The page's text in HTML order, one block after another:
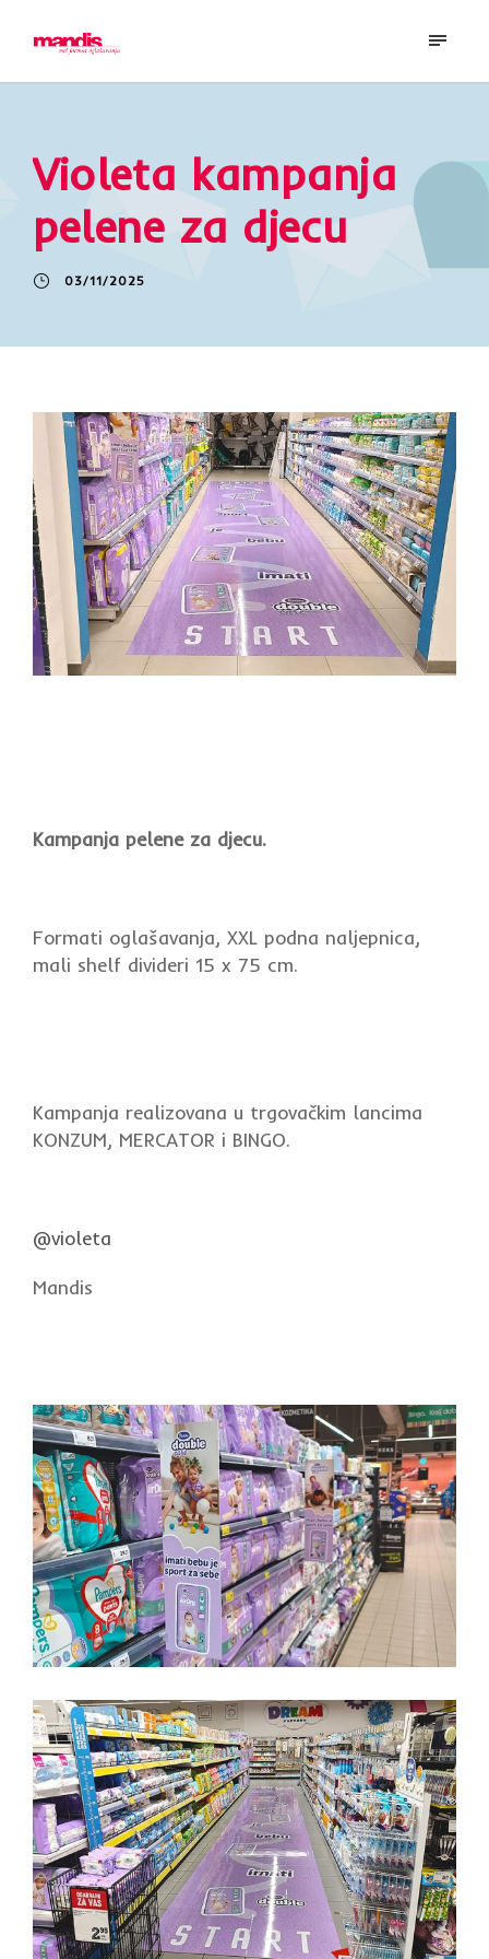
Violeta kampanja
pelene za djecu
03/11/2025
Kampanja pelene za djecu.
Formati oglašavanja, XXL podna naljepnica,
mali shelf divideri 15 x 75 cm.
Kampanja realizovana u trgovačkim lancima
KONZUM, MERCATOR i BINGO.
@violeta
Mandis